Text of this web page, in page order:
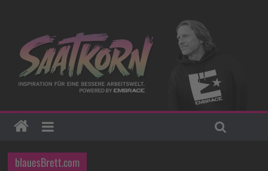
blauesBrett.com